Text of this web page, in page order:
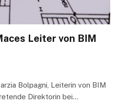
Leiter von BIM
Bolpagni, Leiterin von BIM
Direktorin bei…